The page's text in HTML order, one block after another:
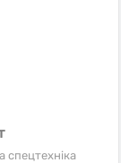
спецтехніка